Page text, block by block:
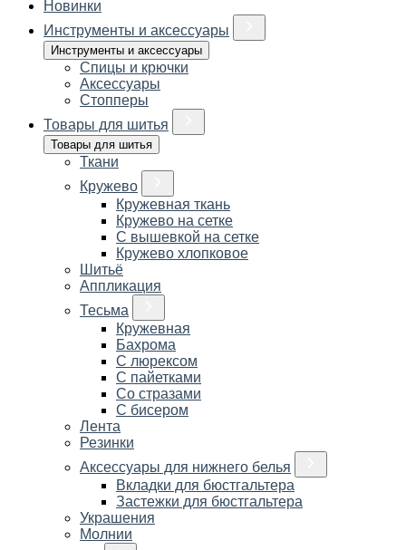
Новинки
Инструменты и аксессуары
Инструменты и аксессуары
Спицы и крючки
Аксессуары
Стопперы
Товары для шитья
Товары для шитья
Ткани
Кружево
Кружевная ткань
Кружево на сетке
С вышевкой на сетке
Кружево хлопковое
Шитьё
Аппликация
Тесьма
Кружевная
Бахрома
С люрексом
С пайетками
Со стразами
С бисером
Лента
Резинки
Аксессуары для нижнего белья
Вкладки для бюстгальтера
Застежки для бюстгальтера
Украшения
Молнии